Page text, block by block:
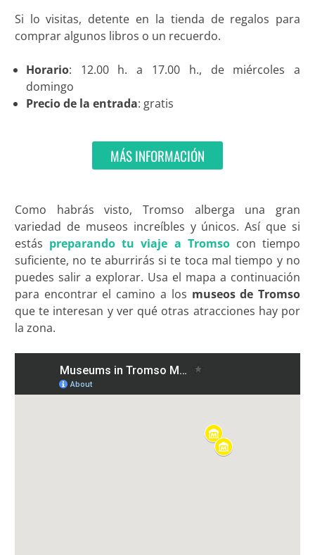
Si lo visitas, detente en la tienda de regalos para
comprar algunos libros o un recuerdo.
Horario: 12.00 h. a 17.00 h., de miércoles a
domingo
Precio de la entrada: gratis
MÁS INFORMACIÓN
Como habrás visto, Tromso alberga una gran
variedad de museos increíbles y únicos. Así que si
estás preparando tu viaje a Tromsocon tiempo
suficiente, no te aburrirás si te toca mal tiempo y no
puedes salir a explorar. Usa el mapa a continuación
para encontrar el camino a los museos de Tromso
que te interesan y ver qué otras atracciones hay por
la zona.